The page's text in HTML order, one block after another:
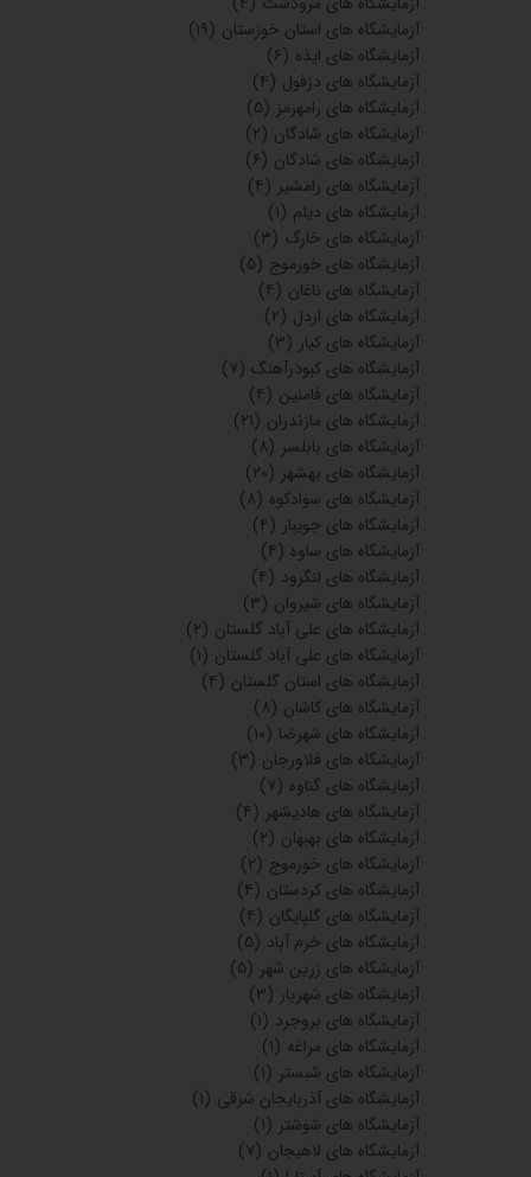
آزمایشگاه های استان خوزستان (۱۹)
آزمایشگاه های ایذه (۶)
آزمایشگاه های دزفول (۴)
آزمایشگاه های رامهرمز (۵)
آزمایشگاه های شادگان (۲)
آزمایشگاه های شادگان (۶)
آزمایشگاه های رامشیر (۴)
آزمایشگاه های دیلم (۱)
آزمایشگاه های خارگ (۳)
آزمایشگاه های خورموج (۵)
آزمایشگاه های ناغان (۴)
آزمایشگاه های اردل (۲)
آزمایشگاه های کیار (۳)
آزمایشگاه های کبودرآهنگ (۷)
آزمایشگاه های فامنین (۴)
آزمایشگاه های مازندران (۲۱)
آزمایشگاه های بابلسر (۸)
آزمایشگاه های بهشهر (۲۰)
آزمایشگاه های سوادکوه (۸)
آزمایشگاه های جویبار (۴)
آزمایشگاه های ساوه (۴)
آزمایشگاه های لنگرود (۴)
آزمایشگاه های شیروان (۳)
آزمایشگاه های علی آباد گلستان (۲)
آزمایشگاه های علی آباد گلستان (۱)
آزمایشگاه های استان گلستان (۴)
آزمایشگاه های کاشان (۸)
آزمایشگاه های شهرضا (۱۰)
آزمایشگاه های فلاورجان (۳)
آزمایشگاه های گناوه (۷)
آزمایشگاه های هادیشهر (۴)
آزمایشگاه های بهبهان (۲)
آزمایشگاه های خورموج (۲)
آزمایشگاه های کردستان (۴)
آزمایشگاه های گلپایگان (۴)
آزمایشگاه های خرم آباد (۵)
آزمایشگاه های زرین شهر (۵)
آزمایشگاه های شهریار (۳)
آزمایشگاه های بروجرد (۱)
آزمایشگاه های مراغه (۱)
آزمایشگاه های شبستر (۱)
آزمایشگاه های آذربایجان شرقی (۱)
آزمایشگاه های شوشتر (۱)
آزمایشگاه های لاهیجان (۷)